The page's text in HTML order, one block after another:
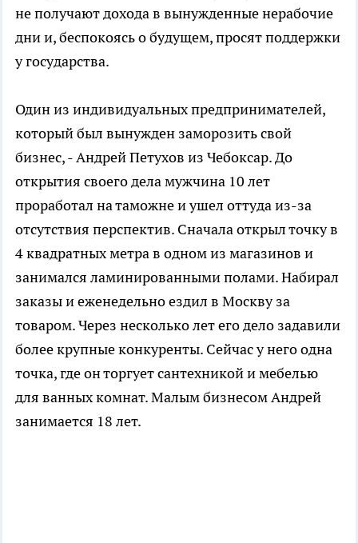
не получают дохода в вынужденные нерабочие
дни и, беспокоясь о будущем, просят поддержки
у государства.
Один из индивидуальных предпринимателей,
который был вынужден заморозить свой
бизнес, - Андрей Петухов из Чебоксар. До
открытия своего дела мужчина 10 лет
проработал на таможне и ушел оттуда из-за
отсутствия перспектив. Сначала открыл точку в
4 квадратных метра в одном из магазинов и
занимался ламинированными полами. Набирал
заказы и еженедельно ездил в Москву за
товаром. Через несколько лет его дело задавили
более крупные конкуренты. Сейчас у него одна
точка, где он торгует сантехникой и мебелью
для ванных комнат. Малым бизнесом Андрей
занимается 18 лет.